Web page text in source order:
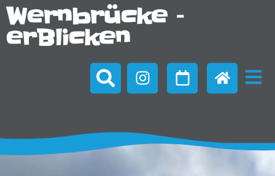
Wernbrücke –
erBlicken